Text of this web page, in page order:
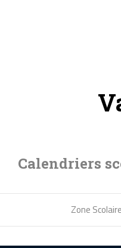
Calendriers
Zone Scolaire